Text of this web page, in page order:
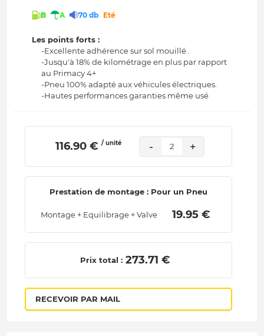
B A 70 db Eté
Les points forts :
-Excellente adhérence sur sol mouillé .
-Jusqu'à 18% de kilométrage en plus par rapport
au Primacy 4+
-Pneu 100% adapté aux véhicules électriques.
-Hautes performances garanties même usé
116.90 € / unité - 2 +
Prestation de montage : Pour un Pneu
Montage + Equilibrage + Valve 19.95 €
Prix total : 273.71 €
RECEVOIR PAR MAIL